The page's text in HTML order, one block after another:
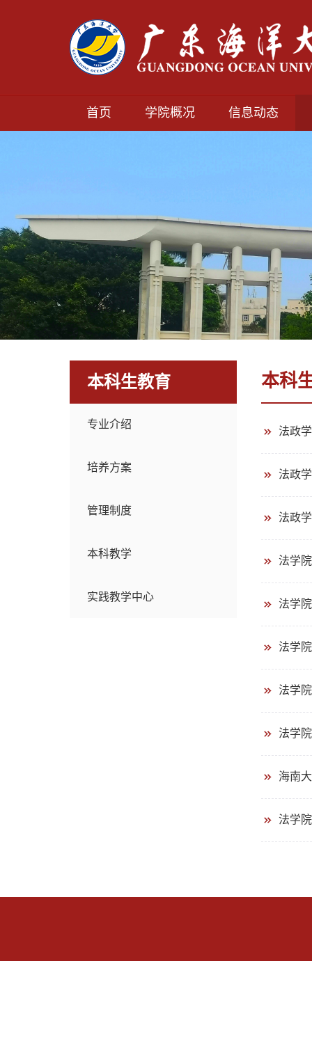
首页 学院概况 信息动态
本科生教育
专业介绍
培养方案
管理制度
本科教学
实践教学中心
本科
法政
法政
法政
法学
法学
法学
法学
法学
海南
法学